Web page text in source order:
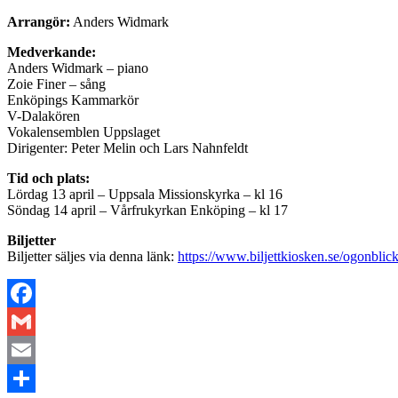
Arrangör: Anders Widmark
Medverkande:
Anders Widmark – piano
Zoie Finer – sång
Enköpings Kammarkör
V-Dalakören
Vokalensemblen Uppslaget
Dirigenter: Peter Melin och Lars Nahnfeldt
Tid och plats:
Lördag 13 april – Uppsala Missionskyrka – kl 16
Söndag 14 april – Vårfrukyrkan Enköping – kl 17
Biljetter
Biljetter säljes via denna länk: https://www.biljettkiosken.se/
Facebook
Gmail
Email